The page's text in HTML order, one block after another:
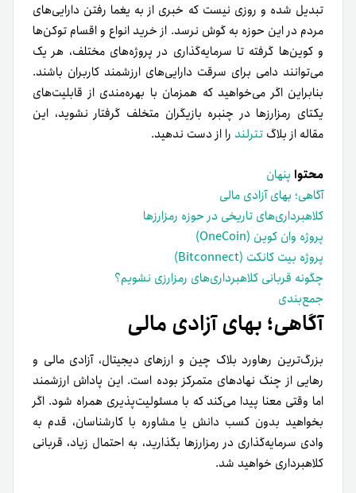
تبدیل شده و روزی نیست که خبری از به یغما رفتن دارایی‌های
مردم در این حوزه به گوش نرسد. از خرید انواع و اقسام توکن‌ها
و کوین‌ها گرفته تا سرمایه‌گذاری در پروژه‌های مختلف، هر یک
می‌توانند دامی برای سرقت دارایی‌های ارزشمند کاربران باشند.
بنابراین اگر می‌خواهید که همزمان با بهره‌مندی از قابلیت‌های
یکتای رمزارزها در چنبره بازیگران متخلف گرفتار نشوید، این
مقاله از بلاگ تترلند را از دست ندهید.
محتوا پنهان
آگاهی؛ بهای آزادی مالی
کلاهبرداری‌های تاریخی در حوزه رمزارزها
پروژه وان کوین (OneCoin)
پروژه بیت کانکت (Bitconnect)
چگونه قربانی کلاهبرداری‌های رمزارزی نشویم؟
جمع‌بندی
آگاهی؛ بهای آزادی مالی
بزرگ‌ترین رهاورد بلاک چین و ارزهای دیجیتال، آزادی مالی و
رهایی از چنگ نهادهای متمرکز بوده است. این پاداش ارزشمند
اما وقتی معنا پیدا می‌کند که با مسئولیت‌پذیری همراه شود. اگر
بخواهید بدون کسب دانش یا مشاوره با کارشناسان، قدم به
وادی سرمایه‌گذاری در رمزارزها بگذارید، به احتمال زیاد، قربانی
کلاهبرداری خواهید شد.